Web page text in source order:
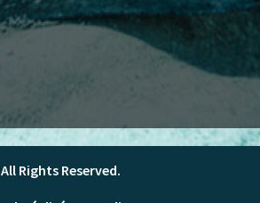
Rights Reserved.